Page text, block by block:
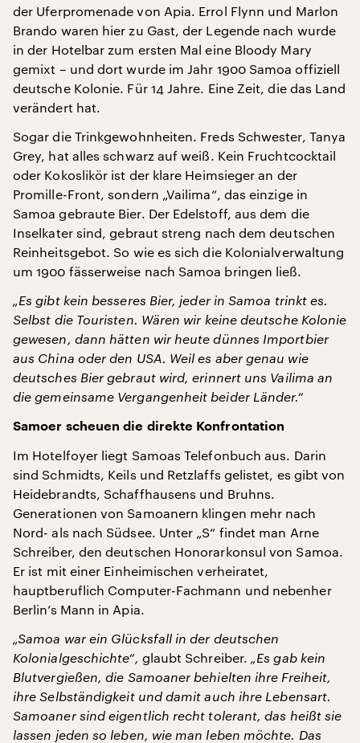
der Uferpromenade von Apia. Errol Flynn und Marlon
Brando waren hier zu Gast, der Legende nach wurde
in der Hotelbar zum ersten Mal eine Bloody Mary
gemixt – und dort wurde im Jahr 1900 Samoa offiziell
deutsche Kolonie. Für 14 Jahre. Eine Zeit, die das Land
verändert hat.
Sogar die Trinkgewohnheiten. Freds Schwester, Tanya
Grey, hat alles schwarz auf weiß. Kein Fruchtcocktail
oder Kokoslikör ist der klare Heimsieger an der
Promille-Front, sondern „Vailima“, das einzige in
Samoa gebraute Bier. Der Edelstoff, aus dem die
Inselkater sind, gebraut streng nach dem deutschen
Reinheitsgebot. So wie es sich die Kolonialverwaltung
um 1900 fässerweise nach Samoa bringen ließ.
„Es gibt kein besseres Bier, jeder in Samoa trinkt es.
Selbst die Touristen. Wären wir keine deutsche Kolonie
gewesen, dann hätten wir heute dünnes Importbier
aus China oder den USA. Weil es aber genau wie
deutsches Bier gebraut wird, erinnert uns Vailima an
die gemeinsame Vergangenheit beider Länder.“
Samoer scheuen die direkte Konfrontation
Im Hotelfoyer liegt Samoas Telefonbuch aus. Darin
sind Schmidts, Keils und Retzlaffs gelistet, es gibt von
Heidebrandts, Schaffhausens und Bruhns.
Generationen von Samoanern klingen mehr nach
Nord- als nach Südsee. Unter „S“ findet man Arne
Schreiber, den deutschen Honorarkonsul von Samoa.
Er ist mit einer Einheimischen verheiratet,
hauptberuflich Computer-Fachmann und nebenher
Berlin’s Mann in Apia.
„Samoa war ein Glücksfall in der deutschen
Kolonialgeschichte“, glaubt Schreiber. „Es gab kein
Blutvergießen, die Samoaner behielten ihre Freiheit,
ihre Selbständigkeit und damit auch ihre Lebensart.
Samoaner sind eigentlich recht tolerant, das heißt sie
lassen jeden so leben, wie man leben möchte. Das